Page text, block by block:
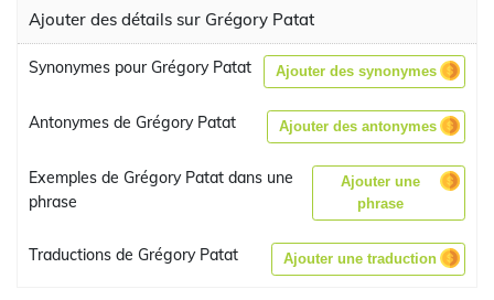
Ajouter des détails sur Grégory Patat
Synonymes pour Grégory Patat Ajouter des synonymes
Antonymes de Grégory Patat Ajouter des antonymes
Exemples de Grégory Patat dans une
phrase
Ajouter une
phrase
Traductions de Grégory Patat Ajouter une traduction